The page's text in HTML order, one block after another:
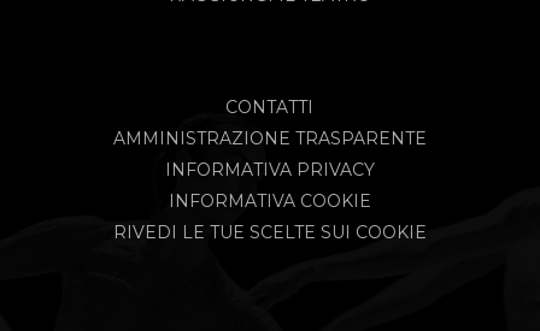
CONTATTI
AMMINISTRAZIONE TRASPARENTE
INFORMATIVA PRIVACY
INFORMATIVA COOKIE
RIVEDI LE TUE SCELTE SUI COOKIE